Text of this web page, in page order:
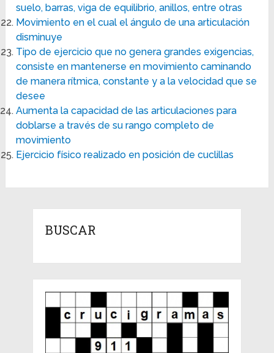
suelo, barras, viga de equilibrio, anillos, entre otras
Movimiento en el cual el ángulo de una articulación
disminuye
Tipo de ejercicio que no genera grandes exigencias,
consiste en mantenerse en movimiento caminando
de manera rítmica, constante y a la velocidad que se
desee
Aumenta la capacidad de las articulaciones para
doblarse a través de su rango completo de
movimiento
Ejercicio físico realizado en posición de cuclillas
BUSCAR